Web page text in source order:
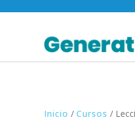
Inicio / Cursos /